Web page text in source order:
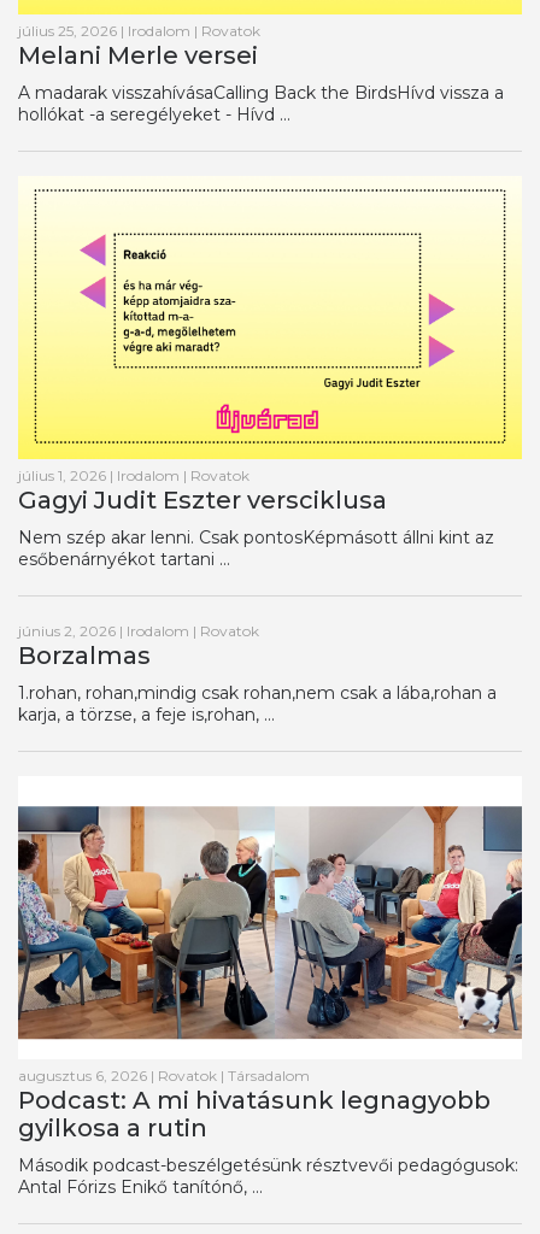
július 25, 2026 | Irodalom | Rovatok
Melani Merle versei
A madarak visszahívásaCalling Back the BirdsHívd vissza a
hollókat -a seregélyeket - Hívd ...
július 1, 2026 | Irodalom | Rovatok
Gagyi Judit Eszter versciklusa
Nem szép akar lenni. Csak pontosKépmásott állni kint az
esőbenárnyékot tartani ...
június 2, 2026 | Irodalom | Rovatok
Borzalmas
1.rohan, rohan,mindig csak rohan,nem csak a lába,rohan a
karja, a törzse, a feje is,rohan, ...
augusztus 6, 2026 | Rovatok | Társadalom
Podcast: A mi hivatásunk legnagyobb
gyilkosa a rutin
Második podcast-beszélgetésünk résztvevői pedagógusok:
Antal Fórizs Enikő tanítónő, ...